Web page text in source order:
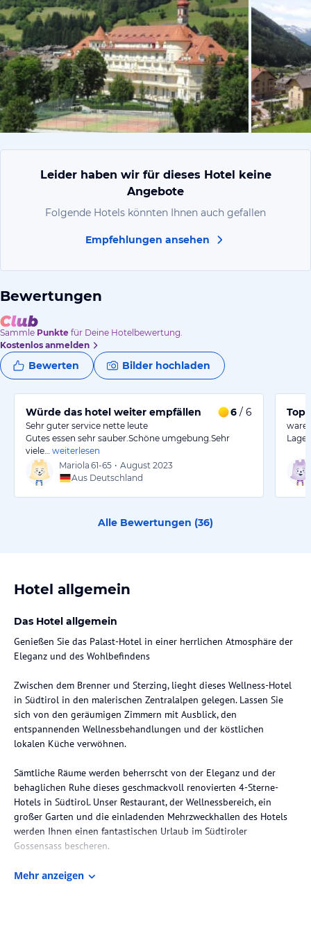
vom
Leider haben wir für dieses Hotel keine
Angebote
Folgende Hotels könnten Ihnen auch gefallen
Empfehlungen ansehen
Bewertungen
Sammle Punkte für Deine Hotelbewertung.
Kostenlos anmelden
Bewerten Bilder hochladen
Würde das hotel weiter empfällen 6 / 6
Sehr guter service nette leute
Gutes essen sehr sauber.Schöne umgebung.Sehr
viele…
weiterlesen
Mariola 61-65 • August 2023
Aus Deutschland
Top!
Lage
Alle Bewertungen (36)
Hotel allgemein
Das Hotel allgemein
Genießen Sie das Palast-Hotel in einer herrlichen Atmosphäre der
Eleganz und des Wohlbefindens
Zwischen dem Brenner und Sterzing, lieght dieses Wellness-Hotel
in Südtirol in den malerischen Zentralalpen gelegen. Lassen Sie
sich von den geräumigen Zimmern mit Ausblick, den
entspannenden Wellnessbehandlungen und der köstlichen
lokalen Küche verwöhnen.
Sämtliche Räume werden beherrscht von der Eleganz und der
behaglichen Ruhe dieses geschmackvoll renovierten 4-Sterne-
Hotels in Südtirol. Unser Restaurant, der Wellnessbereich, ein
großer Garten und die einladenden Mehrzweckhallen des Hotels
werden Ihnen einen fantastischen Urlaub im Südtiroler
Die Lage des Hotels
Mehr anzeigen